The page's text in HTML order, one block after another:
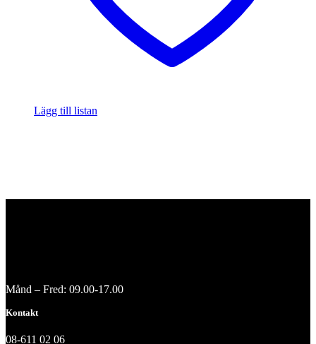
Lägg till listan
Månd – Fred: 09.00-17.00
Kontakt
08-611 02 06